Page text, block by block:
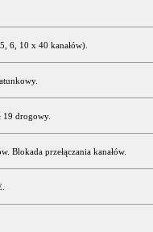
6, 10 x 40 kanałów).
19 drogowy.
Blokada przełączania kanałów.